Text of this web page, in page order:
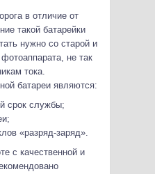
в отличие от
такой батарейки
нужно со старой и
не так
тока.
батареи являются:
срок службы;
«разряд-заряд».
с качественной и